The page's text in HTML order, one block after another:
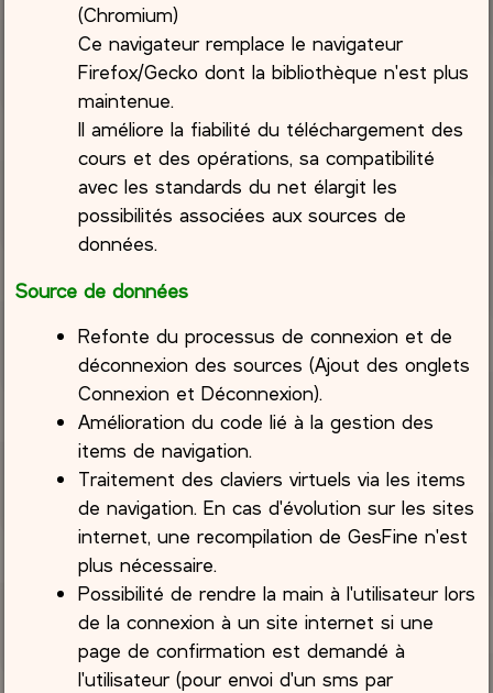
(Chromium)
Ce navigateur remplace le navigateur
Firefox/Gecko dont la bibliothèque n'est plus
maintenue.
Il améliore la fiabilité du téléchargement des
cours et des opérations, sa compatibilité
avec les standards du net élargit les
possibilités associées aux sources de
données.
Source de données
Refonte du processus de connexion et de
déconnexion des sources (Ajout des onglets
Connexion et Déconnexion).
Amélioration du code lié à la gestion des
items de navigation.
Traitement des claviers virtuels via les items
de navigation. En cas d'évolution sur les sites
internet, une recompilation de GesFine n'est
plus nécessaire.
Possibilité de rendre la main à l'utilisateur lors
de la connexion à un site internet si une
page de confirmation est demandé à
l'utilisateur (pour envoi d'un sms par